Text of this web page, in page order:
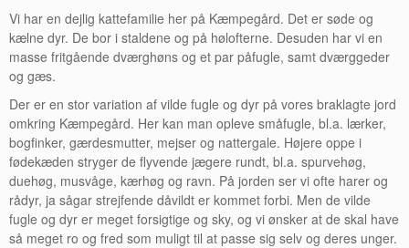
Vi har en dejlig kattefamilie her på Kæmpegård. Det er søde og
kælne dyr. De bor i staldene og på hølofterne. Desuden har vi en
masse fritgående dværghøns og et par påfugle, samt dværggeder
og gæs.
Der er en stor variation af vilde fugle og dyr på vores braklagte jord
omkring Kæmpegård. Her kan man opleve småfugle, bl.a. lærker,
bogfinker, gærdesmutter, mejser og nattergale. Højere oppe i
fødekæden stryger de flyvende jægere rundt, bl.a. spurvehøg,
duehøg, musvåge, kærhøg og ravn. På jorden ser vi ofte harer og
rådyr, ja sågar strejfende dåvildt er kommet forbi. Men de vilde
fugle og dyr er meget forsigtige og sky, og vi ønsker at de skal have
så meget ro og fred som muligt til at passe sig selv og deres unger.